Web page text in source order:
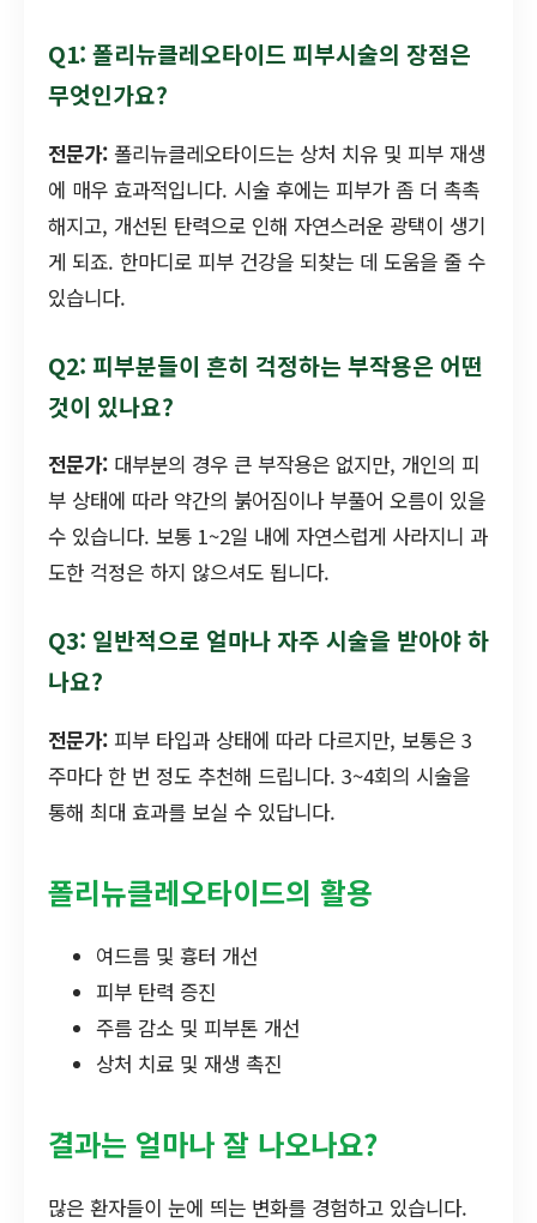
Q1: 폴리뉴클레오타이드 피부시술의 장점은
무엇인가요?
전문가: 폴리뉴클레오타이드는 상처 치유 및 피부 재생
에 매우 효과적입니다. 시술 후에는 피부가 좀 더 촉촉
해지고, 개선된 탄력으로 인해 자연스러운 광택이 생기
게 되죠. 한마디로 피부 건강을 되찾는 데 도움을 줄 수
있습니다.
Q2: 피부분들이 흔히 걱정하는 부작용은 어떤
것이 있나요?
전문가: 대부분의 경우 큰 부작용은 없지만, 개인의 피
부 상태에 따라 약간의 붉어짐이나 부풀어 오름이 있을
수 있습니다. 보통 1~2일 내에 자연스럽게 사라지니 과
도한 걱정은 하지 않으셔도 됩니다.
Q3: 일반적으로 얼마나 자주 시술을 받아야 하
나요?
전문가: 피부 타입과 상태에 따라 다르지만, 보통은 3
주마다 한 번 정도 추천해 드립니다. 3~4회의 시술을
통해 최대 효과를 보실 수 있답니다.
폴리뉴클레오타이드의 활용
여드름 및 흉터 개선
피부 탄력 증진
주름 감소 및 피부톤 개선
상처 치료 및 재생 촉진
결과는 얼마나 잘 나오나요?
많은 환자들이 눈에 띄는 변화를 경험하고 있습니다.